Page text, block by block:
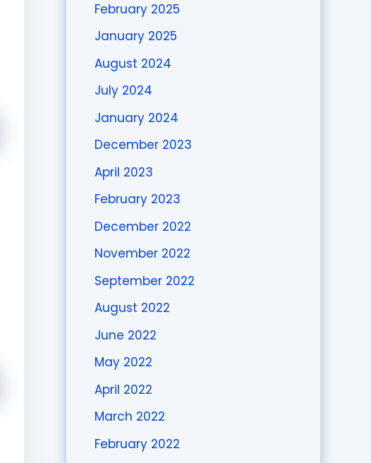
February 2025
January 2025
August 2024
July 2024
January 2024
December 2023
April 2023
February 2023
December 2022
November 2022
September 2022
August 2022
June 2022
May 2022
April 2022
March 2022
February 2022